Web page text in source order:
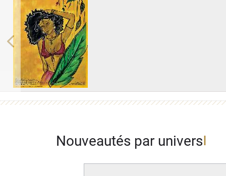
Previous
Nouveautés par univers